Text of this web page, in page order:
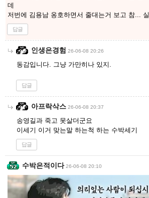
데
저번에 김용남 옹호하면서 줄대는거 보고 참...
답글
인생은경험 26-06-08 20:26
동감입니다. 그냥 가만히나 있지.
답글
아프락삭스 26-06-08 20:37
송영길과 죽고 못살더군요
이세기 이거 맞는말 하는척 하는 수박세기
답글
수박은적이다 26-06-08 20:10